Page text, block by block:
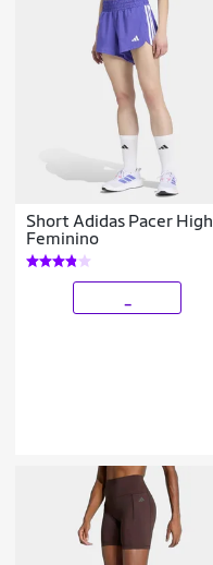
Short Adidas Pacer High
Feminino